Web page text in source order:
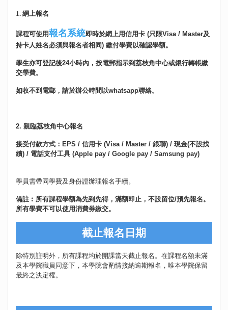
1. 網上報名
課程可使用報名系統即時於網上用信用卡 (只限Visa / Master及
持卡人姓名必須與報名者相同) 繳付學費以確認學額。
學生亦可登記後24小時內，按電郵指示到荔枝角中心或銀行轉帳繳
交學費。
如收不到電郵，請於辦公時間以whatsapp聯絡。
2. 親臨荔枝角中心報名
接受付款方式：EPS / 信用卡 (Visa / Master / 銀聯) / 現金(不設找
續) / 電話支付工具 (Apple pay / Google pay / Samsung pay)
學員需帶同學費及身份證辦理報名手續。
備註︰所有課程學額為先到先得，滿額即止，不設留位/預先報名。
所有學費不可以使用消費券繳交。
截止報名日期
除特別註明外，所有課程均於開課當天截止報名。在課程名額未滿
及本學院職員同意下，本學院會酌情接納逾期報名，唯本學院保留
最終之決定權。